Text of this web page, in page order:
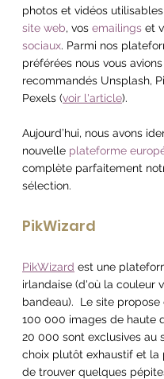
photos et vidéos
site web, vos emailings et
sociaux. Parmi nos
préférées nous vous avions
recommandés Unsplash,
Pexels (voir l'article).
Aujourd’hui, nous avons
nouvelle plateforme
complète parfaitement
sélection.
PikWizard
PikWizard est une
irlandaise (d'où la couleur
bandeau).  Le site
100 000 images de haute
20 000 sont exclusives au
choix plutôt exhaustif et la
de trouver quelques